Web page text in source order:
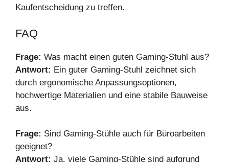
Kaufentscheidung zu treffen.
FAQ
Frage: Was macht einen guten Gaming-Stuhl aus?
Antwort: Ein guter Gaming-Stuhl zeichnet sich
durch ergonomische Anpassungsoptionen,
hochwertige Materialien und eine stabile Bauweise
aus.
Frage: Sind Gaming-Stühle auch für Büroarbeiten
geeignet?
Antwort: Ja, viele Gaming-Stühle sind aufgrund